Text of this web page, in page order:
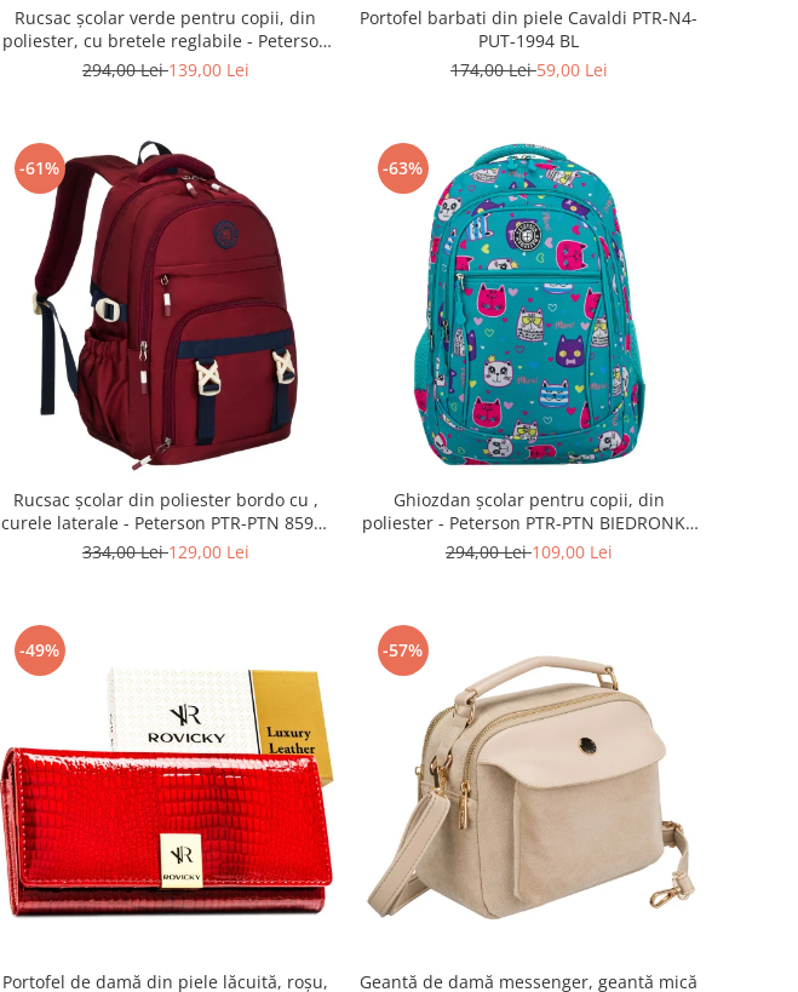
Rucsac școlar verde pentru copii, din
poliester, cu bretele reglabile - Peterson
PTR-PTN BHX-01-9259 Gree
294,00 Lei139,00 Lei
Portofel barbati din piele Cavaldi PTR-N4-
PUT-1994 BL
174,00 Lei59,00 Lei
-61%
Rucsac școlar din poliester bordo cu ,
curele laterale - Peterson PTR-PTN 8594-
1402 BORDO
334,00 Lei129,00 Lei
-63%
Ghiozdan școlar pentru copii, din
poliester - Peterson PTR-PTN BIEDRONKA
G28
294,00 Lei109,00 Lei
-49%
Portofel de damă din piele lăcuită, roșu,
-57%
Geantă de damă messenger, geantă mică